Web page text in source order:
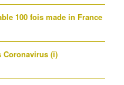
100 fois made in France
Coronavirus (i)